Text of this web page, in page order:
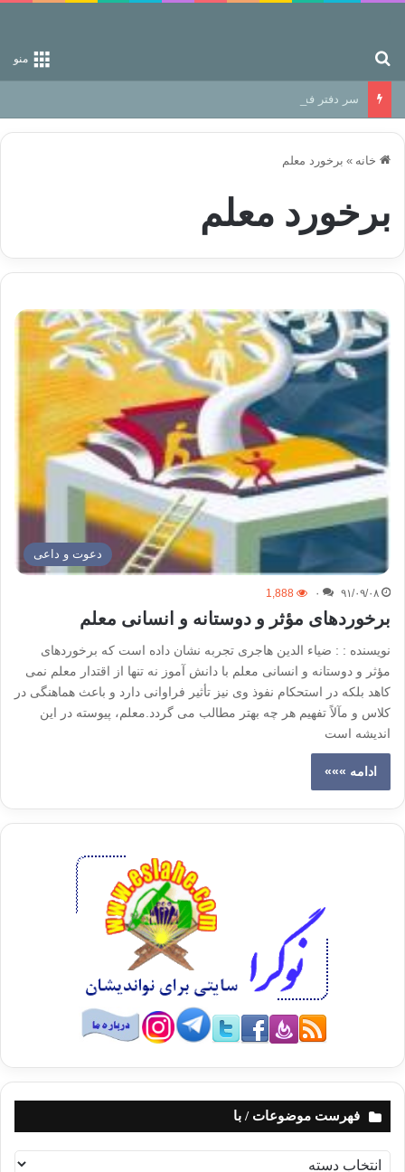
منو
سر دفتر فساد در زمین‌، دوری وکناره‌گیری از راه خداست‌!
خانه » برخورد معلم
برخورد معلم
دعوت و داعی
۹۱/۰۹/۰۸ ۰ 1,888
برخوردهای مؤثر و دوستانه و انسانی معلم
نویسنده : : ضیاء الدین هاجری تجربه نشان داده است که برخوردهای
مؤثر و دوستانه و انسانی معلم با دانش آموز نه تنها از اقتدار معلم نمی
کاهد بلکه در استحکام نفوذ وی نیز تأثیر فراوانی دارد و باعث هماهنگی در
کلاس و مآلاً تفهیم هر چه بهتر مطالب می گردد.معلم، پیوسته در این
اندیشه است
ادامه »»»
فهرست موضوعات / با